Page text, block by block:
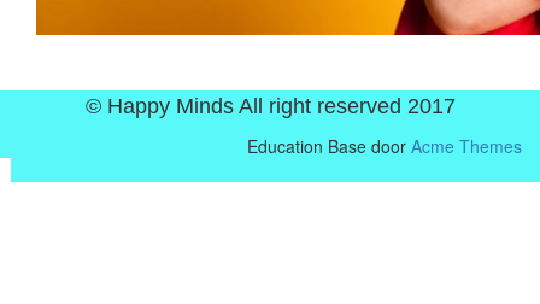
© Happy Minds All right reserved 2017
Education Base door Acme Themes